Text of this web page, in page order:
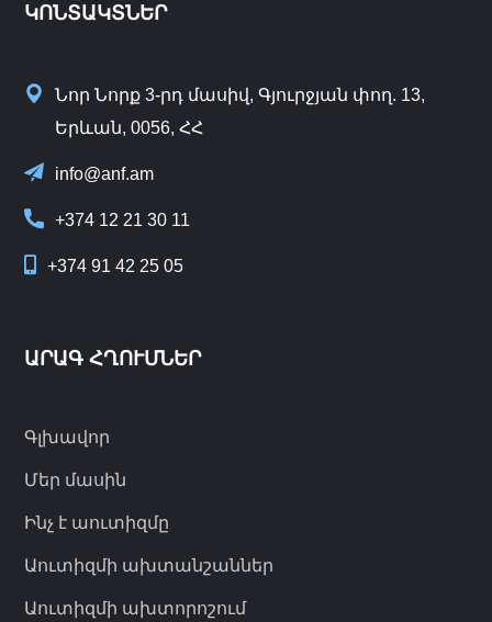
ԿՈՆՏԱԿՏՆԵՐ
Նոր Նորք 3-րդ մասիվ, Գյուրջյան փող. 13,
Երևան, 0056, ՀՀ
info@anf.am
+374 12 21 30 11
+374 91 42 25 05
ԱՐԱԳ ՀՂՈՒՄՆԵՐ
Գլխավոր
Մեր մասին
Ինչ է աուտիզմը
Աուտիզմի ախտանշաններ
Աուտիզմի ախտորոշում